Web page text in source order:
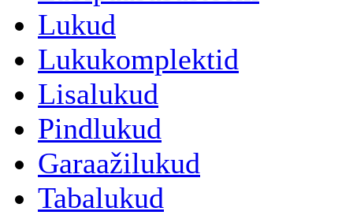
Lukud
Lukukomplektid
Lisalukud
Pindlukud
Garaažilukud
Tabalukud